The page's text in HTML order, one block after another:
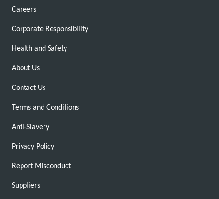
Careers
Corporate Responsibility
Health and Safety
About Us
Contact Us
Terms and Conditions
Anti-Slavery
Privacy Policy
Report Misconduct
Suppliers